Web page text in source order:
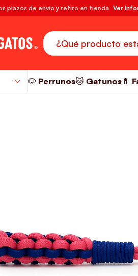
plazos de envío y retiro en tienda Ver
🐶 Perrunos🐱 Gatunos 💊